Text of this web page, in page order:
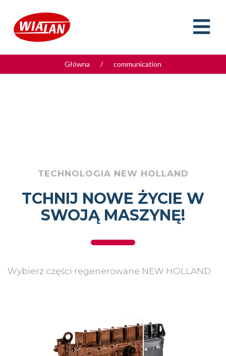
Główna / communication
TECHNOLOGIA NEW HOLLAND
TCHNIJ NOWE ŻYCIE W
SWOJĄ MASZYNĘ!
Wybierz części regenerowane NEW HOLLAND